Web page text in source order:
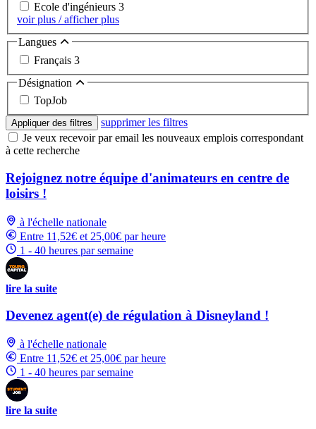
Ecole d'ingénieurs 3
voir plus / afficher plus
Langues
Français 3
Désignation
TopJob
Appliquer des filtres
supprimer les filtres
Je veux recevoir par email les nouveaux emplois correspondant
à cette recherche
Rejoignez notre équipe d'animateurs en centre de
loisirs !
à l'échelle nationale
Entre 11,52€ et 25,00€ par heure
1 - 40 heures par semaine
lire la suite
Devenez agent(e) de régulation à Disneyland !
à l'échelle nationale
Entre 11,52€ et 25,00€ par heure
1 - 40 heures par semaine
lire la suite